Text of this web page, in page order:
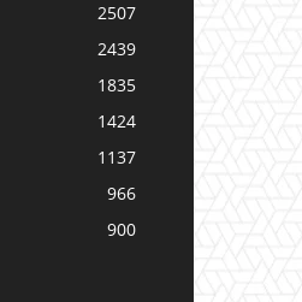
2507
2439
1835
1424
1137
966
900